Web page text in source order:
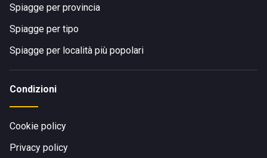
Spiagge per provincia
Spiagge per tipo
Spiagge per località più popolari
Condizioni
Cookie policy
Privacy policy